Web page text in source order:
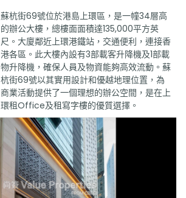
蘇杭街69號位於港島上環區，是一幢34層高
的辦公大樓，總樓面面積達135,000平方英
尺。大廈鄰近上環港鐵站，交通便利，連接香
港各區。此大樓內設有3部載客升降機及1部載
物升降機，確保人員及物資能夠高效流動。蘇
杭街69號以其實用設計和優越地理位置，為
商業活動提供了一個理想的辦公空間，是在上
環租Office及租寫字樓的優質選擇。